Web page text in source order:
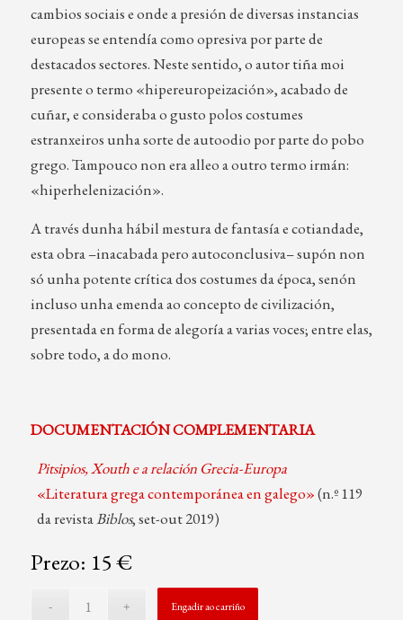
cambios sociais e onde a presión de diversas instancias
europeas se entendía como opresiva por parte de
destacados sectores. Neste sentido, o autor tiña moi
presente o termo «hipereuropeización», acabado de
cuñar, e consideraba o gusto polos costumes
estranxeiros unha sorte de autoodio por parte do pobo
grego. Tampouco non era alleo a outro termo irmán:
«hiperhelenización».
A través dunha hábil mestura de fantasía e cotiandade,
esta obra –inacabada pero autoconclusiva– supón non
só unha potente crítica dos costumes da época, senón
incluso unha emenda ao concepto de civilización,
presentada en forma de alegoría a varias voces; entre elas,
sobre todo, a do mono.
DOCUMENTACIÓN COMPLEMENTARIA
Pitsipios, Xouth e a relación Grecia-Europa
«Literatura grega contemporánea en galego»(n.º 119
da revistaBiblos, set-out 2019)
Prezo: 15 €
Engadir ao carriño